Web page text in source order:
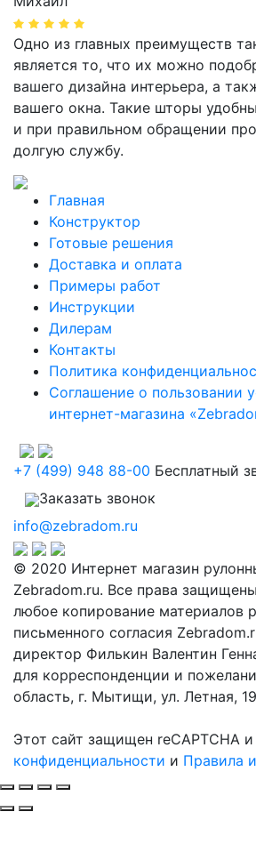
Одно из главных преимуществ
является то, что их можно
вашего дизайна интерьера, а
вашего окна. Такие шторы
и при правильном обращении
долгую службу.
Главная
Конструктор
Готовые решения
Доставка и оплата
Примеры работ
Инструкции
Дилерам
Контакты
Политика
Соглашение о пользовании
интернет-магазина
+7 (499) 948 88-00 Бесплатный
Заказать звонок
info@zebradom.ru
© 2020 Интернет магазин
Zebradom.ru. Все права
любое копирование материалов
письменного согласия
директор Филькин Валентин
для корреспонденции и
область, г. Мытищи, ул. Летная,
Этот сайт защищен reCAPTCHA
конфиденциальности и Правила